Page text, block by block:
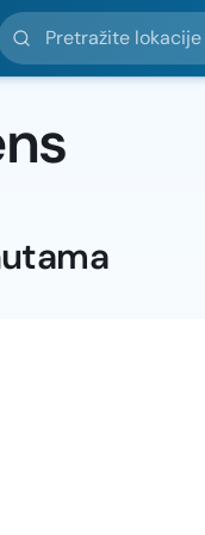
Pretražite lokacije